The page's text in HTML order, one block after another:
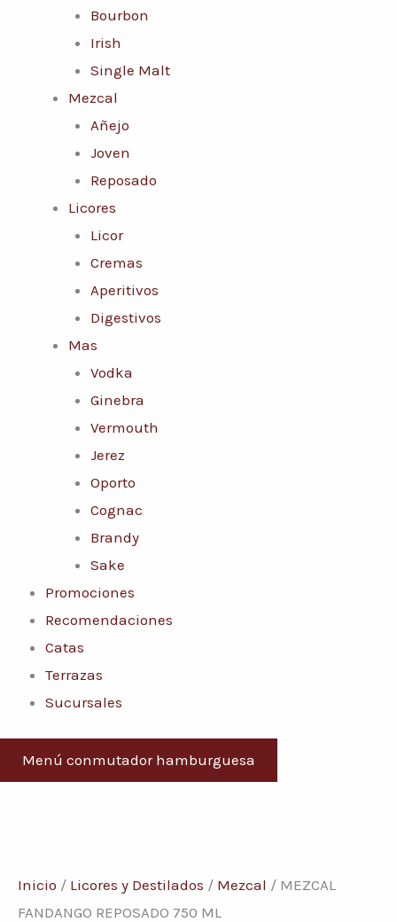
Bourbon
Irish
Single Malt
Mezcal
Añejo
Joven
Reposado
Licores
Licor
Cremas
Aperitivos
Digestivos
Mas
Vodka
Ginebra
Vermouth
Jerez
Oporto
Cognac
Brandy
Sake
Promociones
Recomendaciones
Catas
Terrazas
Sucursales
Menú conmutador hamburguesa
Inicio / Licores y Destilados / Mezcal / MEZCAL
FANDANGO REPOSADO 750 ML
FANDANGO
REPOSADO